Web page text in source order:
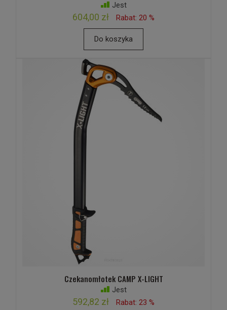
Jest
604,00 zł Rabat: 20 %
Do koszyka
Czekanomłotek CAMP X-LIGHT
Jest
592,82 zł Rabat: 23 %